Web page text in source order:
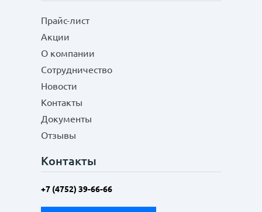
Прайс-лист
Акции
О компании
Сотрудничество
Новости
Контакты
Документы
Отзывы
Контакты
+7 (4752) 39-66-66